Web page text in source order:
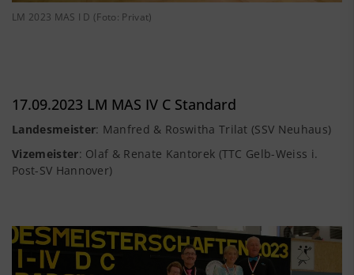
LM 2023 MAS I D (Foto: Privat)
17.09.2023 LM MAS IV C Standard
Landesmeister: Manfred & Roswitha Trilat (SSV Neuhaus)
Vizemeister: Olaf & Renate Kantorek (TTC Gelb-Weiss i.
Post-SV Hannover)